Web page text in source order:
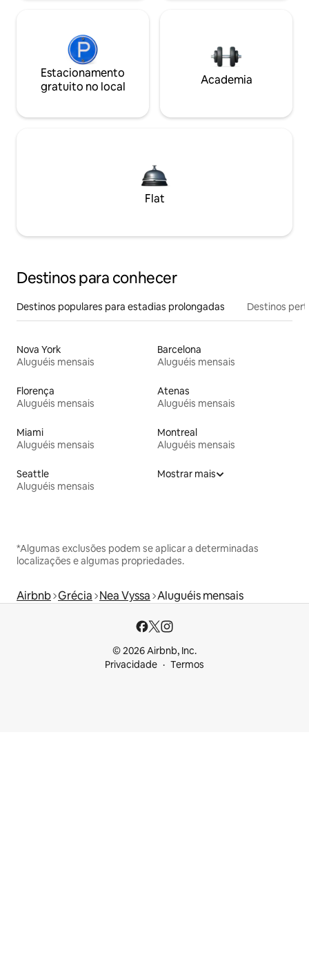
Estacionamento
gratuito no local
Academia
Flat
Destinos para conhecer
Destinos populares para estadias prolongadas Destinos
Nova York
Aluguéis mensais
Barcelona
Aluguéis mensais
Florença
Aluguéis mensais
Atenas
Aluguéis mensais
Miami
Aluguéis mensais
Montreal
Aluguéis mensais
Seattle
Aluguéis mensais
Mostrar mais
*Algumas exclusões podem se aplicar a determinadas
localizações e algumas propriedades.
Airbnb Grécia Nea Vyssa Aluguéis mensais
© 2026 Airbnb, Inc.
Privacidade
Termos